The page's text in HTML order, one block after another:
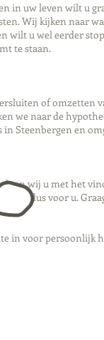
in uw leven wilt u
Wij kijken naar
wilt u wel eerder
te staan.
of omzetten
we naar de
Steenbergen en
wij u met het
dus voor u.
in voor persoonlijk